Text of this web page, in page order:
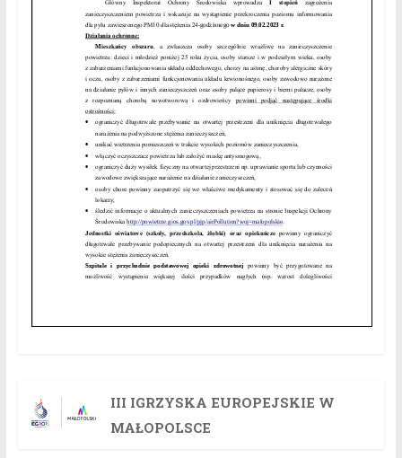
III IGRZYSKA EUROPEJSKIE W
MAŁOPOLSCE